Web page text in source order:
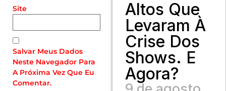
Site
Salvar Meus Dados
Neste Navegador Para
A Próxima Vez Que Eu
Comentar.
Altos Que
Levaram À
Crise Dos
Shows. E
Agora?